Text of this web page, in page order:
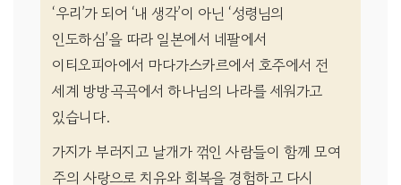
‘우리’가 되어 ‘내 생각’이 아닌 ‘성령님의
인도하심’을 따라 일본에서 네팔에서
이티오피아에서 마다가스카르에서 호주에서 전
세계 방방곡곡에서 하나님의 나라를 세워가고
있습니다.
가지가 부러지고 날개가 꺾인 사람들이 함께 모여
주의 사랑으로 치유와 회복을 경험하고 다시